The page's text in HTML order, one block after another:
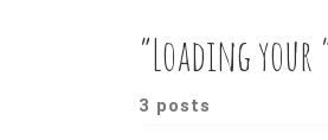
“Loading your
3 posts